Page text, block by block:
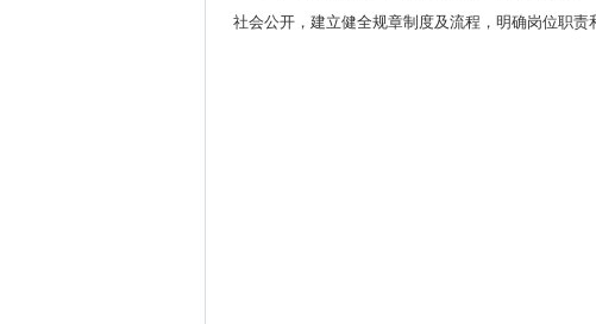
社会公开，建立健全规章制度及流程，明确岗位职责